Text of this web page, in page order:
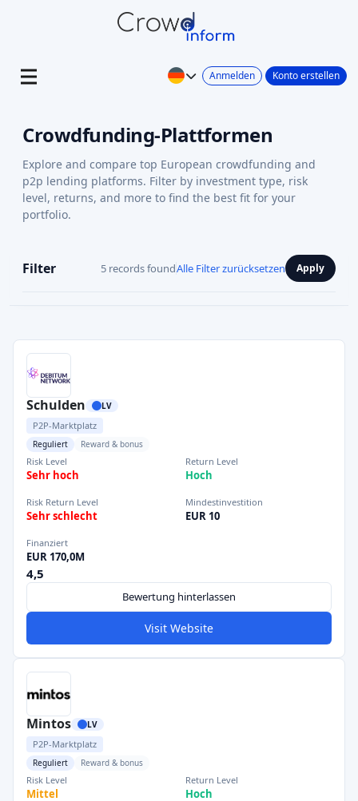
Anmelden Konto erstellen
Crowdfunding-Plattformen
Explore and compare top European crowdfunding and
p2p lending platforms. Filter by investment type, risk
level, returns, and more to find the best fit for your
portfolio.
Filter 5 records foundAlle Filter zurücksetzen Apply
Schulden LV
P2P-Marktplatz
Reguliert Reward & bonus
Risk Level
Sehr hoch
Return Level
Hoch
Risk Return Level
Sehr schlecht
Mindestinvestition
EUR 10
Finanziert
EUR 170,0M
4,5
Bewertung hinterlassen
Visit Website
Mintos LV
P2P-Marktplatz
Reguliert Reward & bonus
Risk Level
Mittel
Return Level
Hoch